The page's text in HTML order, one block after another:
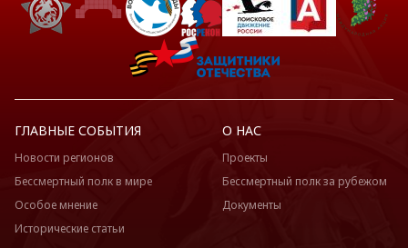
ГЛАВНЫЕ СОБЫТИЯ
Новости регионов
Бессмертный полк в мире
Особое мнение
Исторические статьи
О НАС
Проекты
Бессмертный полк за рубежом
Документы